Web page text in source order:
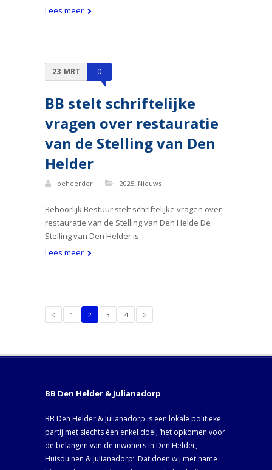
Lees meer
23 MRT 0
BB stelt schriftelijke
vragen over restauratie
van de Stelling van Den
Helder
beheerder 2025, Nieuws
Behoorlijk Bestuur stelt schriftelijke vragen over
restauratie van de Stelling van Den Helde De
Stelling van Den Helder is
Lees meer
1 2 3 4
BB Den Helder & Julianadorp
BB Den Helder & Julianadorp is een lokale politieke
partij met slechts één enkel doel; ‘het opkomen voor
de belangen van de inwoners in Den Helder,
Huisduinen & Julianadorp‘. Dat doen wij met name